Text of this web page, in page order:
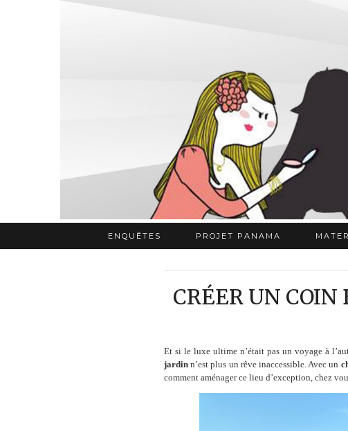
ENQUÊTES PROJET PANAMA
CRÉER UN
Et si le luxe ultime n’était pas un voyage à
jardin n’est plus un rêve inaccessible. Avec un
comment aménager ce lieu d’exception, chez